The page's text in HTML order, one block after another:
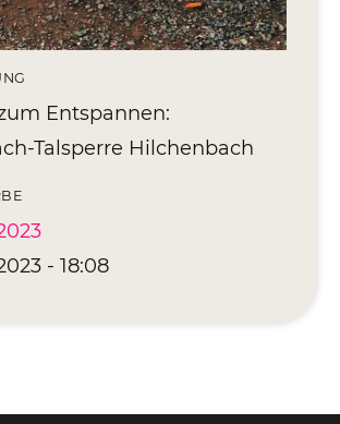
Entspannen:
Talsperre Hilchenbach
- 18:08